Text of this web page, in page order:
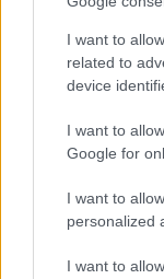
I want to
related to
device
I want to
Google for
I want to
personalized
I want to
koje je bilo
maloljetnika.
#ubica iz